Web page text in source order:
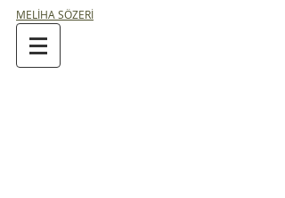
MELİHA SÖZERİ